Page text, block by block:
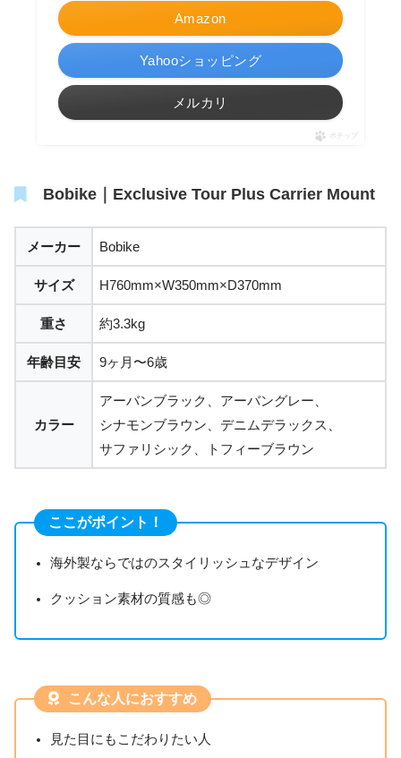
Amazon
Yahooショッピング
メルカリ
ポチップ
Bobike｜Exclusive Tour Plus Carrier Mount
メーカー Bobike
サイズ H760mm×W350mm×D370mm
重さ 約3.3kg
年齢目安 9ヶ月〜6歳
カラー
アーバンブラック、アーバングレー、
シナモンブラウン、デニムデラックス、
サファリシック、トフィーブラウン
ここがポイント！
海外製ならではのスタイリッシュなデザイン
クッション素材の質感も◎
こんな人におすすめ
見た目にもこだわりたい人